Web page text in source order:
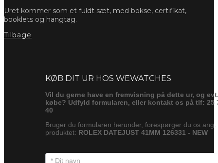
Uret kommer som et fuldt sæt, med bokse, certifikat,
booklets og hangtag.
Tilbage
KØB DIT UR HOS WEWATCHES
Vil du gerne have en fremvisning på dette ur, og
købe? Udfyld formularen, eller kontakt os på tlf: 25
40
Bruger du formularen herunder, forespørger du os ang.
produktet: ROLEX DATEJUST 41MM 126331 - NEW